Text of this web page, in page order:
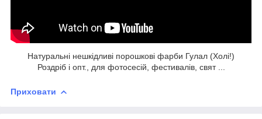
Натуральні нешкідливі порошкові фарби Гулал (Холі!)
Роздріб і опт., для фотосесій, фестивалів, свят ...
Приховати